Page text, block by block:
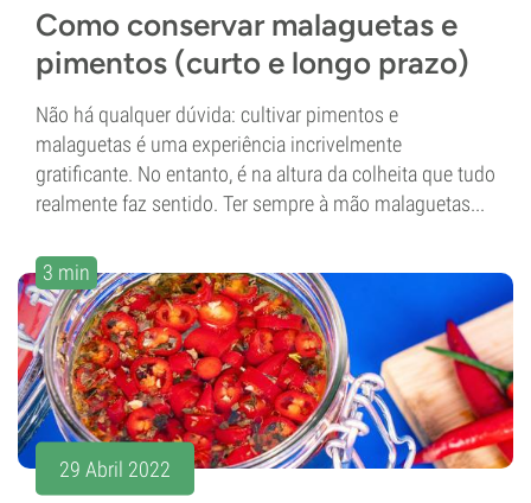
Como conservar malaguetas e
pimentos (curto e longo prazo)
Não há qualquer dúvida: cultivar pimentos e
malaguetas é uma experiência incrivelmente
gratificante. No entanto, é na altura da colheita que tudo
realmente faz sentido. Ter sempre à mão malaguetas...
3 min
29 Abril 2022